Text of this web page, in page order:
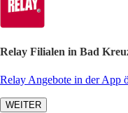
Relay Filialen in Bad
Relay Angebote in der App
WEITER